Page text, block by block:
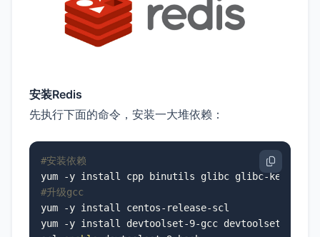
安装Redis
先执行下面的命令，安装一大堆依赖：
#安装依赖
#升级gcc
yum -y install centos-release-scl
yum -y install devtoolset-9-gcc devtoolset-9-